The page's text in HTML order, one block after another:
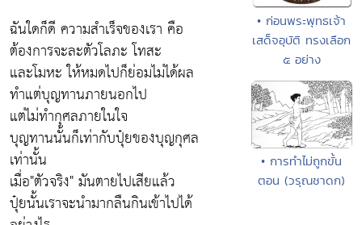
ฉันใดก็ดี ความสำเร็จของเรา คือ
ต้องการจะละตัวโลภะ โทสะ
และโมหะ ให้หมดไปก็ย่อมไม่ได้ผล
ทำแต่บุญทานภายนอกไป
แต่ไม่ทำกุศลภายในใจ
บุญทานนั้นก็เท่ากับปุ๋ยของบุญกุศล
เท่านั้น
เมื่อ"ตัวจริง" มันตายไปเสียแล้ว
ปุ๋ยนั้นเราจะนำมากลืนกินเข้าไปได้
• ก่อนพระพุทธเจ้า
เสด็จอุบัติ ทรงเลือก
๕ อย่าง
• การทำไม่ถูกขั้น
ตอน (วรุณชาดก)